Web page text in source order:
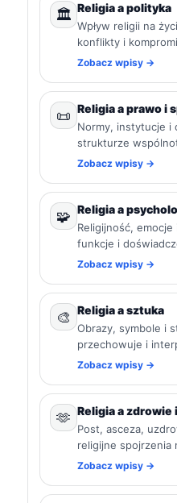
🏛️ Religia a polityka
Wpływ religii na
konflikty i
Zobacz wpisy →
📜 Religia a prawo i
Normy, instytucje i
strukturze
Zobacz wpisy →
🧩 Religia a
Religijność,
funkcje i
Zobacz wpisy →
🎨 Religia a sztuka
Obrazy, symbole i
przechowuje i
Zobacz wpisy →
🫶 Religia a zdrowie
Post, asceza,
religijne spojrzenia
Zobacz wpisy →